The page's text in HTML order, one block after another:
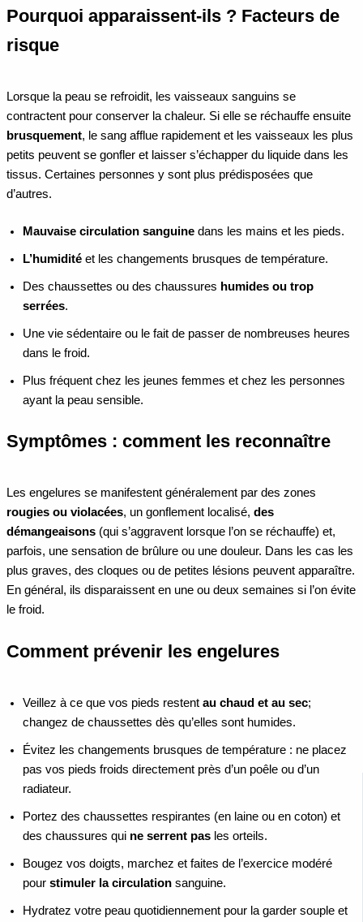
Pourquoi apparaissent-ils ? Facteurs de
risque
Lorsque la peau se refroidit, les vaisseaux sanguins se
contractent pour conserver la chaleur. Si elle se réchauffe ensuite
brusquement, le sang afflue rapidement et les vaisseaux les plus
petits peuvent se gonfler et laisser s’échapper du liquide dans les
tissus. Certaines personnes y sont plus prédisposées que
d’autres.
Mauvaise circulation sanguine dans les mains et les pieds.
L’humidité et les changements brusques de température.
Des chaussettes ou des chaussures humides ou trop
serrées.
Une vie sédentaire ou le fait de passer de nombreuses heures
dans le froid.
Plus fréquent chez les jeunes femmes et chez les personnes
ayant la peau sensible.
Symptômes : comment les reconnaître
Les engelures se manifestent généralement par des zones
rougies ou violacées, un gonflement localisé, des
démangeaisons (qui s’aggravent lorsque l’on se réchauffe) et,
parfois, une sensation de brûlure ou une douleur. Dans les cas les
plus graves, des cloques ou de petites lésions peuvent apparaître.
En général, ils disparaissent en une ou deux semaines si l’on évite
le froid.
Comment prévenir les engelures
Veillez à ce que vos pieds restent au chaud et au sec;
changez de chaussettes dès qu’elles sont humides.
Évitez les changements brusques de température : ne placez
pas vos pieds froids directement près d’un poêle ou d’un
radiateur.
Portez des chaussettes respirantes (en laine ou en coton) et
des chaussures qui ne serrent pas les orteils.
Bougez vos doigts, marchez et faites de l’exercice modéré
pour stimuler la circulation sanguine.
Hydratez votre peau quotidiennement pour la garder souple et